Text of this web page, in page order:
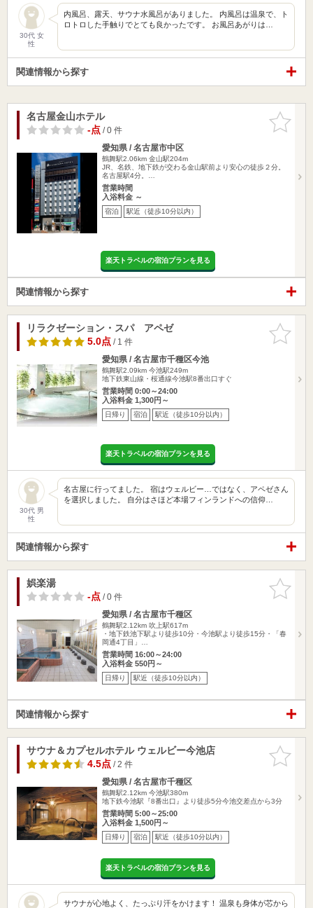
30代 女
性
内風呂、露天、サウナ水風呂がありました。 内風呂は温泉で、ト
ロトロした手触りでとても良かったです。 お風呂あがりは…
関連情報から探す
お気に入
りに追加
名古屋金山ホテル
-点/ 0 件
愛知県 / 名古屋市中区
鶴舞駅2.06km 金山駅204m
JR、名鉄、地下鉄が交わる金山駅前より安心の徒歩２分。
名古屋駅4分。…
営業時間
入浴料金 ～
宿泊 駅近（徒歩10分以内）
楽天トラベルの宿泊プランを見る
関連情報から探す
お気に入
りに追加
リラクゼーション・スパ アペゼ
5.0点/ 1 件
愛知県 / 名古屋市千種区今池
鶴舞駅2.09km 今池駅249m
地下鉄東山線・桜通線今池駅8番出口すぐ
営業時間 0:00～24:00
入浴料金 1,300円～
日帰り 宿泊 駅近（徒歩10分以内）
楽天トラベルの宿泊プランを見る
30代 男
性
名古屋に行ってました。 宿はウェルビー…ではなく、アペゼさん
を選択しました。 自分はさほど本場フィンランドへの信仰…
関連情報から探す
お気に入
りに追加
娯楽湯
-点/ 0 件
愛知県 / 名古屋市千種区
鶴舞駅2.12km 吹上駅617m
・地下鉄池下駅より徒歩10分・今池駅より徒歩15分・「春
岡通4丁目」…
営業時間 16:00～24:00
入浴料金 550円～
日帰り 駅近（徒歩10分以内）
関連情報から探す
お気に入
りに追加
サウナ＆カプセルホテル ウェルビー今池店
4.5点/ 2 件
愛知県 / 名古屋市千種区
鶴舞駅2.12km 今池駅380m
地下鉄今池駅『8番出口』より徒歩5分今池交差点から3分
営業時間 5:00～25:00
入浴料金 1,500円～
日帰り 宿泊 駅近（徒歩10分以内）
楽天トラベルの宿泊プランを見る
サウナが心地よく、たっぷり汗をかけます！ 温泉も身体が芯から